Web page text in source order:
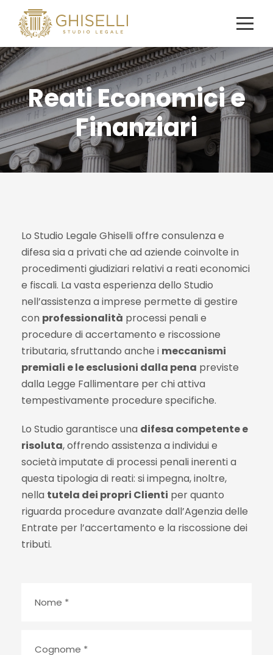
Reati Economici e
Finanziari
Lo Studio Legale Ghiselli offre consulenza e
difesa sia a privati che ad aziende coinvolte in
procedimenti giudiziari relativi a reati economici
e fiscali. La vasta esperienza dello Studio
nell’assistenza a imprese permette di gestire
con professionalità processi penali e
procedure di accertamento e riscossione
tributaria, sfruttando anche i meccanismi
premiali e le esclusioni dalla pena previste
dalla Legge Fallimentare per chi attiva
tempestivamente procedure specifiche.
Lo Studio garantisce una difesa competente e
risoluta, offrendo assistenza a individui e
società imputate di processi penali inerenti a
questa tipologia di reati: si impegna, inoltre,
nella tutela dei propri Clienti per quanto
riguarda procedure avanzate dall’Agenzia delle
Entrate per l’accertamento e la riscossione dei
tributi.